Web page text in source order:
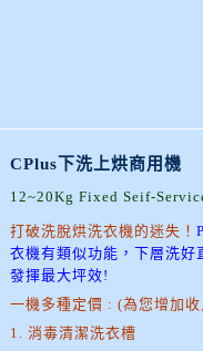
CPlus下洗上烘商用機
12~20Kg Fixed Seif-
打破洗脫烘洗衣機的迷失！
衣機有類似功能，下層洗
發揮最大坪效!
一機多種定價 : (為您增加
1. 消毒清潔洗衣槽